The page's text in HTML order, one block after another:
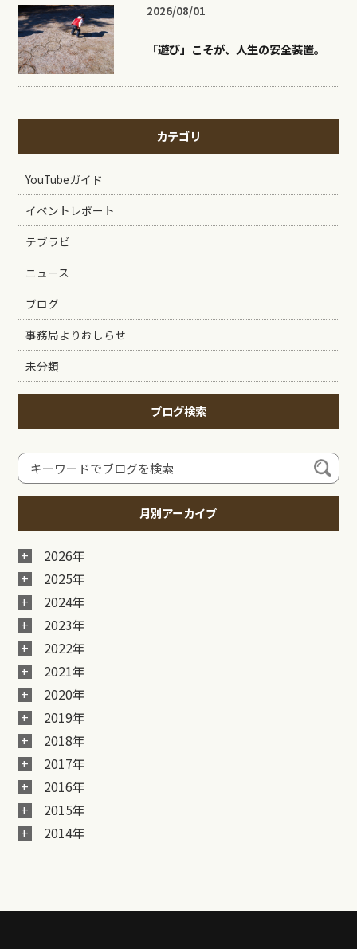
2026/08/01
「遊び」こそが、人生の安全装置。
カテゴリ
YouTubeガイド
イベントレポート
テブラビ
ニュース
ブログ
事務局よりおしらせ
未分類
ブログ検索
月別アーカイブ
2026年
2025年
2024年
2023年
2022年
2021年
2020年
2019年
2018年
2017年
2016年
2015年
2014年